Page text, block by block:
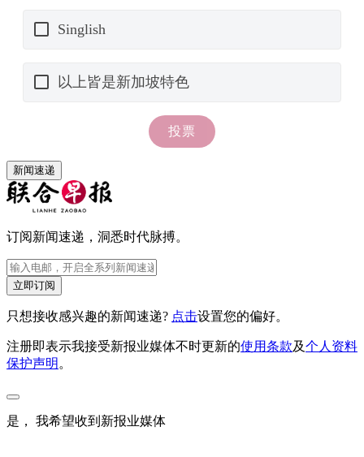
新闻速递
订阅新闻速递，洞悉时代脉搏。
立即订阅
只想接收感兴趣的新闻速递? 点击设置您的偏好。
注册即表示我接受新报业媒体不时更新的使用条款及个人资料
保护声明 。
是， 我希望收到新报业媒体